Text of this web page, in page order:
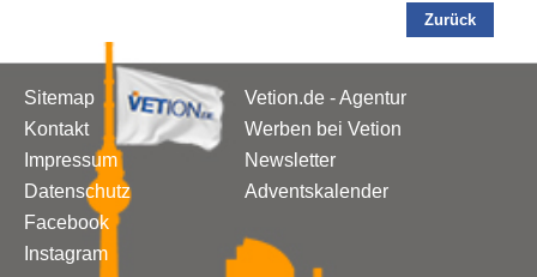
Zurück
Sitemap
Kontakt
Impressum
Datenschutz
Facebook
Instagram
Vetion.de - Agentur
Werben bei Vetion
Newsletter
Adventskalender